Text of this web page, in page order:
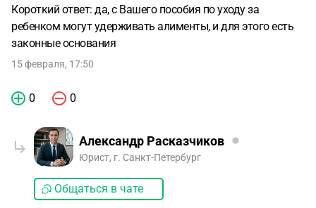
Короткий ответ: да, с Вашего пособия по уходу за
ребенком могут удерживать алименты, и для этого есть
законные основания
15 февраля, 17:50
0 0
Александр Расказчиков
Юрист, г. Санкт-Петербург
Общаться в чате